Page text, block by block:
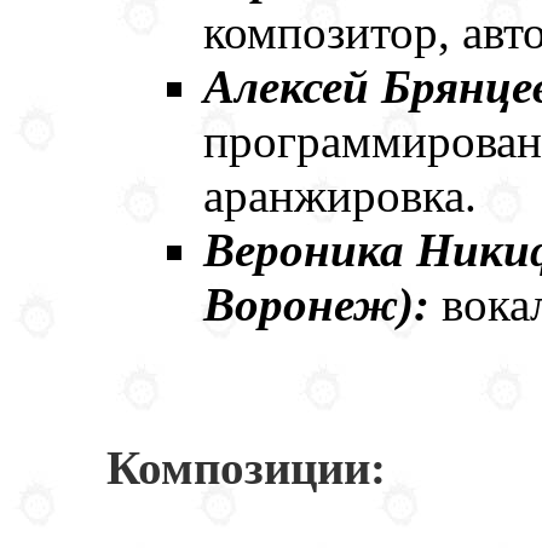
композитор,
Алексей
аранжировка.
Вероника
Воронеж):
Композиции: